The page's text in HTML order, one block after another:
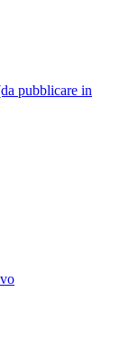
pubblicare in